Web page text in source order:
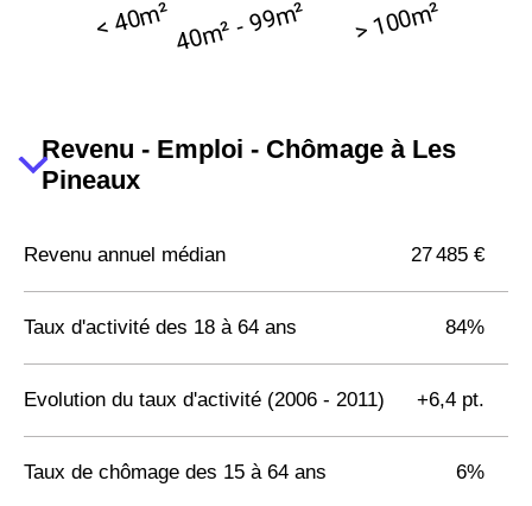
Revenu - Emploi - Chômage à Les
Pineaux
Revenu annuel médian 27 485 €
Taux d'activité des 18 à 64 ans 84%
Evolution du taux d'activité (2006 - 2011) +6,4 pt.
Taux de chômage des 15 à 64 ans 6%